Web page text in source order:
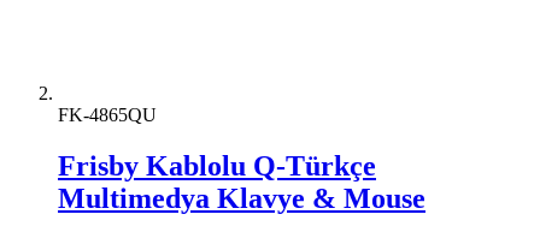
FK-4865QU
Frisby Kablolu Q-Türkçe
Multimedya Klavye & Mouse